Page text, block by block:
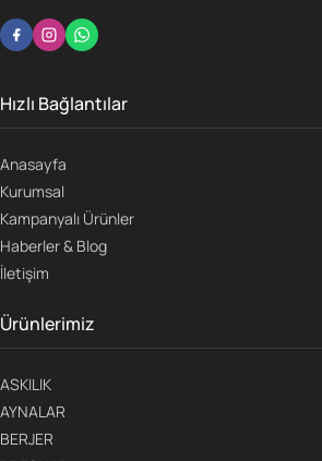
Hızlı Bağlantılar
Anasayfa
Kurumsal
Kampanyalı Ürünler
Haberler & Blog
İletişim
Ürünlerimiz
ASKILIK
AYNALAR
BERJER